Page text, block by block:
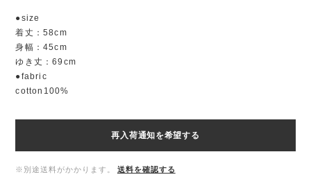
●size
着丈：58cm
身幅：45cm
ゆき丈：69cm
●fabric
cotton100%
再入荷通知を希望する
※別途送料がかかります。
送料を確認する